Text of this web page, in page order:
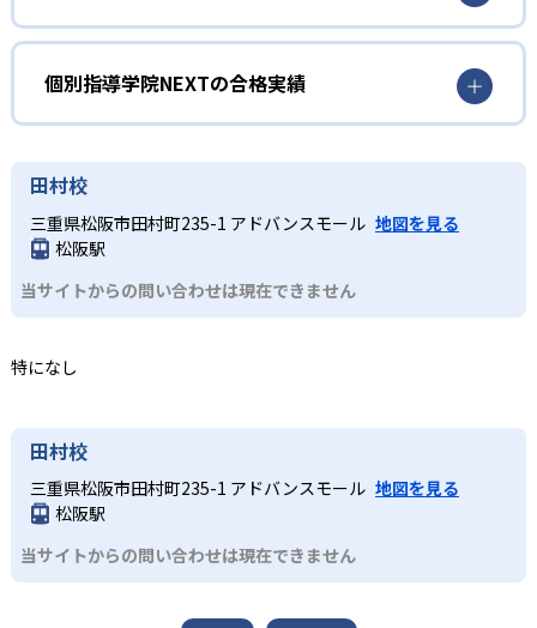
02 担当講師を指名できる
個別指導学院NEXTでは、数回の授業を受けた後、担当講師
を指名できる。個別指導塾で特に重要な、子どもと講師の
可能。勉強面だけでなく精神面でもサポートを受けなが
講師とケアスタッフの役割分担あり
などを行うケアスタッフの2名が子どもの学習をサポートす
い授業への要望や講師変更の希望も出しやすい。
個別指導学院NEXTでは、講師の指名や変更の柔軟性が高
い。人見知りをするため、相性が合わない講師だと質問し
づらい子どもも安心だ。逆に、大人に慣れているので適度
に引き締めてほしい場合なども、子どもの性格に合った講
師を選びやすい。
中学生
5教科の定期テスト対策をしたい生徒向け
個別指導学院NEXTでは、普段の受講科目に関わらずテスト
前は5教科の対策が可能だ。対策プリントをもらうことがで
き、家庭学習に役立てることもできる。授業で使う教材は
個別指導学院NEXTには、進路指導や面談を担当するケアス
タッフがいる。授業を担当する講師とは別の存在で、受験
情報の収集や保護者のケアに集中しやすい。大学受験では
推薦入試や一般入試、共通テスト利用などさまざまな入試
制度がある。併願校や学部選びなども含め、塾に相談した
いことが多い場合に役立つ。
どんなメリットがある？
個別指導学院NEXTは、講師の指導品質を塾内でチェックす
る仕組みを持っている。担任講師は授業後に、ケアスタッ
フへ報告を行う必要があるためだ。授業ごとに講師が記入
する学習記録NOTEで、保護者も学習の進み具合等を確認で
きる。
個別指導学院NEXTでは、進路指導にも力を入れている。ケ
アスタッフによる個別相談のほか、学校説明会も開催す
る。入試情報を整理した資料の配布等も行い、子どもが最
適な進路を選ぶサポートができる。
ほしい場合は、不便さを感じるかもしれない。授業の様子
を講師から聞きたいなど、講師との直接コミュニケーショ
ンを密にしたい場合は注意が必要だ。
また、個別指導学院NEXTは1:4の個別指導のため、多くの
質問をしたい場合には効率が悪い可能性がある。
個別指導学院NEXTの合格実績
個別指導学院NEXTは、シリア進学スクールと合わせた合格
高校の合格実績
松阪高校 53 三重高校 135
5 13
他、多数合格
※2023年の実績。公式サイトより
田村校
三重県松阪市田村町235-1 アドバンスモール 地図を見る
松阪駅
当サイトからの問い合わせは現在できません
特になし
田村校
三重県松阪市田村町235-1 アドバンスモール 地図を見る
松阪駅
当サイトからの問い合わせは現在できません